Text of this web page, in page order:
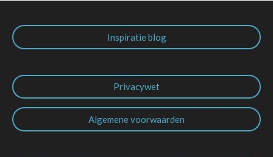
Inspiratie blog
Privacywet
Algemene voorwaarden